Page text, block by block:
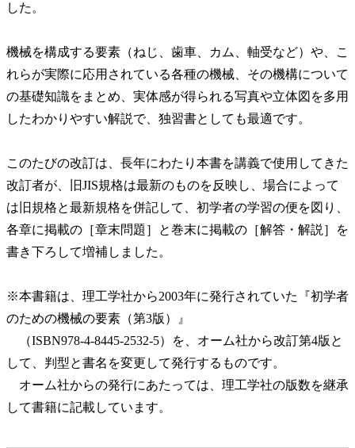
した。
機械を構成する要素（ねじ、歯車、カム、軸受など）や、こ
れらが実際に応用されている各種の機械、その機構について
の基礎知識をまとめ、実体感が得られる写真や立体図を多用
したわかりやすい解説で、独習書としても最適です。
このたびの改訂は、長年にわたり本書を講義で使用してきた
改訂者が、旧JIS規格は最新のものを反映し、場合によって
は旧規格と最新規格を併記して、初学者の学習の便を図り、
各章に掲載の［章末問題］と巻末に掲載の［解答・解説］を
書き下ろして増補しました。
※本書籍は、理工学社から2003年に発行されていた『初学者
のための機械の要素（第3版）』
（ISBN978-4-8445-2532-5）を、オーム社から改訂第4版と
して、判型と書名を変更して発行するものです。
オーム社からの発行にあたっては、理工学社の版数を継承
して書籍に記載しています。